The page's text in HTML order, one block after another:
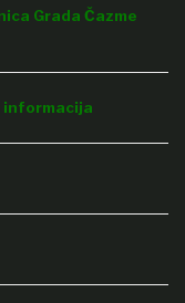
Grada Čazme
informacija